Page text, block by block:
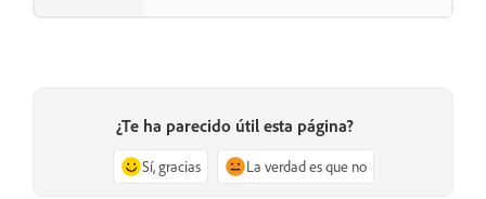
¿Te ha parecido útil esta página?
Sí, gracias La verdad es que no